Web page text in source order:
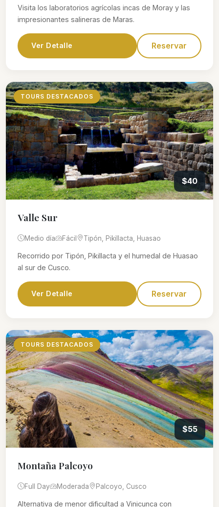
Visita los laboratorios agrícolas incas de Moray y las
impresionantes salineras de Maras.
Ver Detalle Reservar
TOURS DESTACADOS
$40
Valle Sur
Medio día Fácil Tipón, Pikillacta, Huasao
Recorrido por Tipón, Pikillacta y el humedal de Huasao
al sur de Cusco.
Ver Detalle Reservar
TOURS DESTACADOS
$55
Montaña Palcoyo
Full Day Moderada Palcoyo, Cusco
Alternativa de menor dificultad a Vinicunca con